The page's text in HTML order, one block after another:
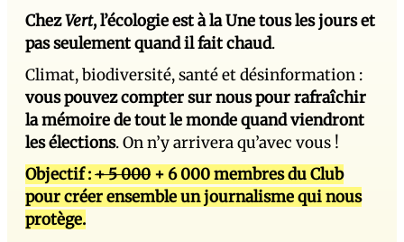
ChezVert, l’écologie est à la Une tous les jours et
pas seulement quand il fait chaud.
Climat, biodiversité, santé et désinformation :
vous pouvez compter sur nous pour rafraîchir
la mémoire de tout le monde quand viendront
les élections. On n’y arrivera qu’avec vous !
Objectif :+ 5 000 + 6 000 membres du Club
pour créer ensemble un journalisme qui nous
protège.